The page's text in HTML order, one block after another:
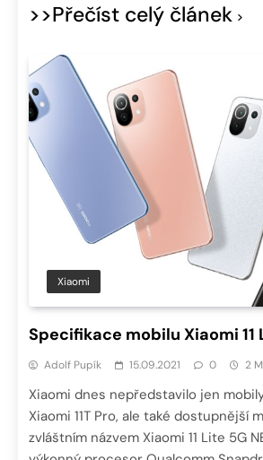
>>Přečíst celý článek
Xiaomi
Specifikace mobilu Xiaomi 11
Adolf Pupík 15.09.2021 0 2
Xiaomi dnes nepředstavilo jen mobily
Xiaomi 11T Pro, ale také dostupnější
zvláštním názvem Xiaomi 11 Lite 5G